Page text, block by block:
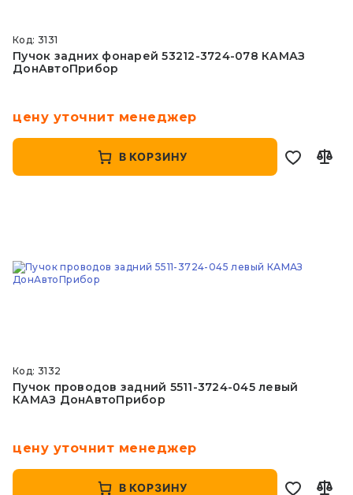
Код: 3131
Пучок задних фонарей 53212-3724-078 КАМАЗ
ДонАвтоПрибор
цену уточнит менеджер
В КОРЗИНУ
Код: 3132
Пучок проводов задний 5511-3724-045 левый
КАМАЗ ДонАвтоПрибор
цену уточнит менеджер
В КОРЗИНУ